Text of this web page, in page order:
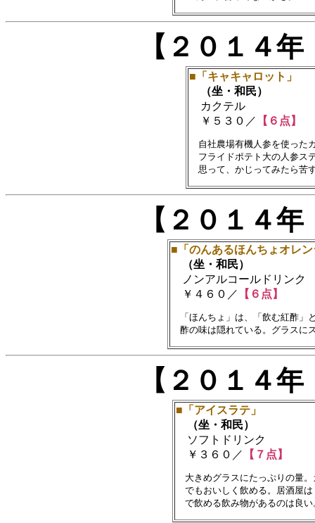
【２０１４
■「キャキャロット」
（坐・和民）
カクテル
￥５３０／
【６点】
自社農場有機人参を使った
フライドポテト大の人参ス
【２０１４
■「のんあるほんちょオレ
（坐・和民）
ノンアルコールドリンク
￥４６０／
【６点】
「ほんちょ」は、「飲む紅酢」
【２０１４
■「アイスラテ」
（坐・和民）
ソフトドリンク
￥３６０／ 【７点】
大きめグラスにたっぷりの量
でもおいしく飲める。居酒屋は